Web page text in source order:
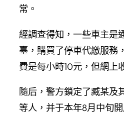
常。
經調查得知，一些車主是
臺，購買了停車代繳服務
費是每小時10元，但網上
隨后，警方鎖定了臧某及
等人，并于本年8月中旬